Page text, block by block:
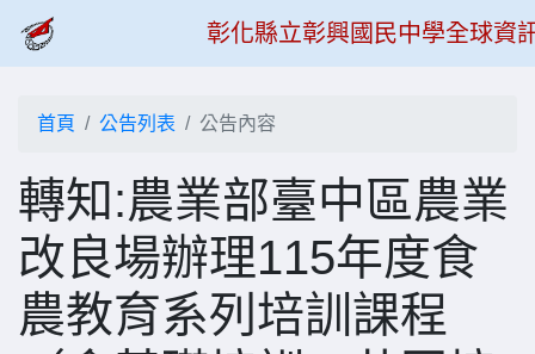
彰化縣立彰興國民中學全球資
首頁 公告列表 公告內容
轉知:農業部臺中區農業
改良場辦理115年度食
農教育系列培訓課程